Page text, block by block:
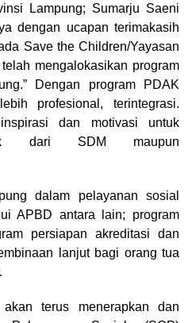
Lampung; Sumarju Saeni
dengan ucapan terimakasih
Save the Children/Yayasan
mengalokasikan program
Dengan program PDAK
profesional, terintegrasi.
dan motivasi untuk
dari SDM maupun
dalam pelayanan sosial
APBD antara lain; program
persiapan akreditasi dan
lanjut bagi orang tua
terus menerapkan dan